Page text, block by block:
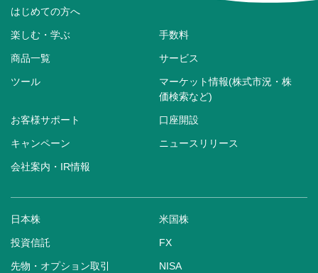
はじめての方へ
楽しむ・学ぶ 手数料
商品一覧 サービス
ツール
マーケット情報(株式市況・株
価検索など)
お客様サポート 口座開設
キャンペーン ニュースリリース
会社案内・IR情報
日本株 米国株
投資信託 FX
先物・オプション取引 NISA